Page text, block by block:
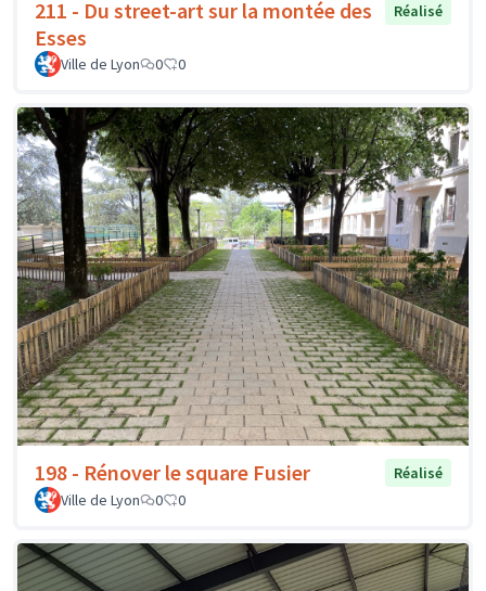
211 - Du street-art sur la montée des
Esses
Réalisé
Ville de Lyon 0 0
198 - Rénover le square Fusier
Réalisé
Ville de Lyon
0 0